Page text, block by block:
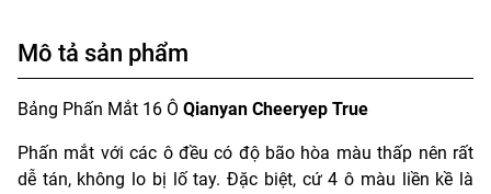
Mô tả sản phẩm
Bảng Phấn Mắt 16 Ô Qianyan Cheeryep True
Phấn mắt với các ô đều có độ bão hòa màu thấp nên rất
dễ tán, không lo bị lố tay. Đặc biệt, cứ 4 ô màu liền kề là